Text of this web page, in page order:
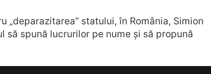
statului, în România, Simion
spună lucrurilor pe nume și să propună